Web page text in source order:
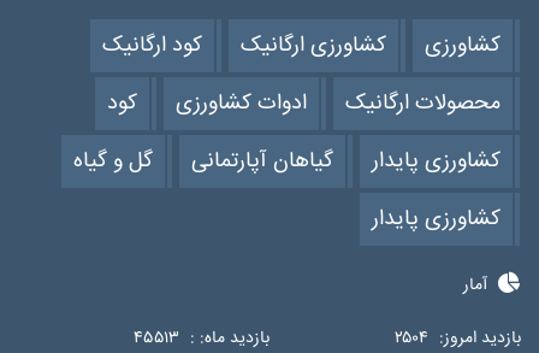
کشاورزی کشاورزی ارگانیک
کود ارگانیک
محصولات ارگانیک
ادوات کشاورزی
کود
کشاورزی پایدار
گیاهان آپارتمانی
گل و گیاه
کشاورزی پایدار
آمار
بازدید امروز: ۲۵۰۴ بازدید ماه: : ۴۵۵۱۳